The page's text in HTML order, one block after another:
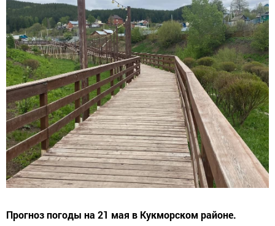
Прогноз погоды на 21 мая в Кукморском районе.